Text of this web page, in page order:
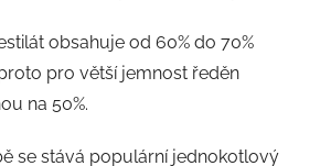
obsahuje od 60% do 70%
pro větší jemnost ředěn
na 50%.
se stává populární jednokotlový